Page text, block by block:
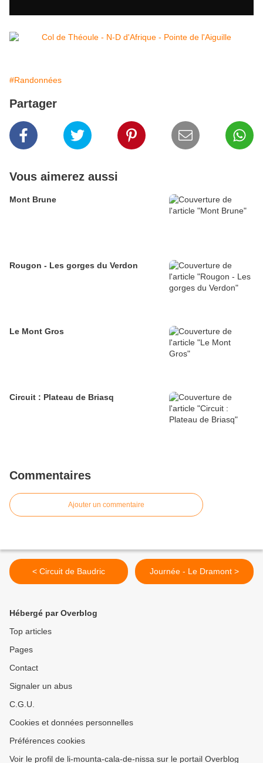
#Randonnées
Partager
Vous aimerez aussi
Mont Brune
Rougon - Les gorges du Verdon
Le Mont Gros
Circuit : Plateau de Briasq
Commentaires
Ajouter un commentaire
< Circuit de Baudric Journée - Le Dramont >
Hébergé par Overblog
Top articles
Pages
Contact
Signaler un abus
C.G.U.
Cookies et données personnelles
Préférences cookies
Voir le profil de li-mounta-cala-de-nissa sur le portail Overblog